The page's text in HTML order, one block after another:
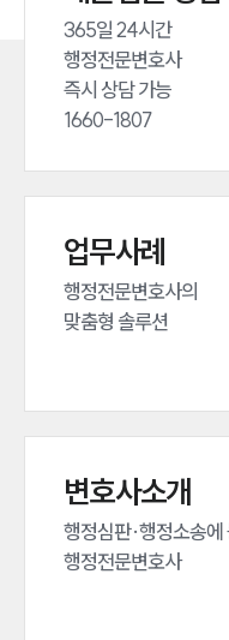
365일 24시간
행정전문변호사
즉시 상담 가능
1660-1807
업무사례
행정전문변호사의
맞춤형 솔루션
변호사소개
행정심판·행정소송에
행정전문변호사